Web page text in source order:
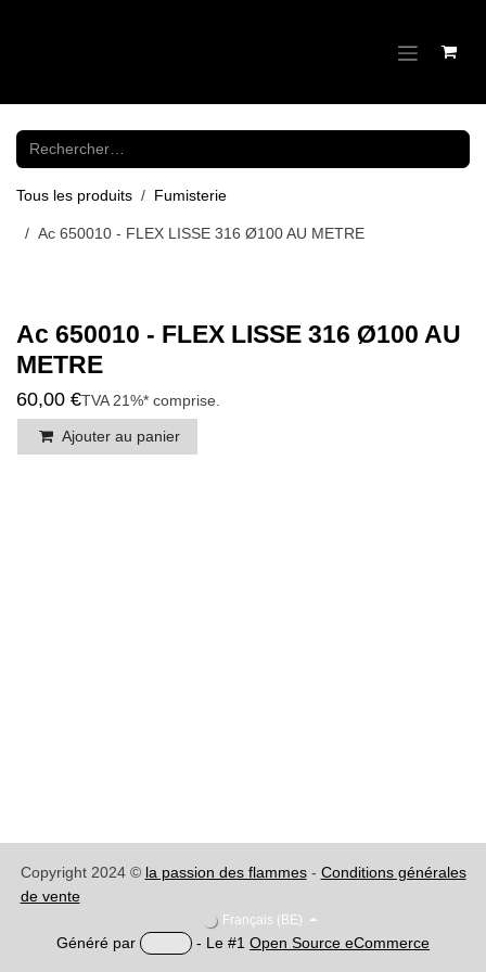
Tous les produits
Fumisterie
Ac 650010 - FLEX LISSE 316 Ø100 AU METRE
Ac 650010 - FLEX LISSE 316 Ø100 AU
METRE
60,00 €TVA 21%* comprise.
Ajouter au panier
Copyright 2024 ©la passion des flammes-Conditions
générales de vente
Français (BE)
Généré par - Le #1 Open Source eCommerce